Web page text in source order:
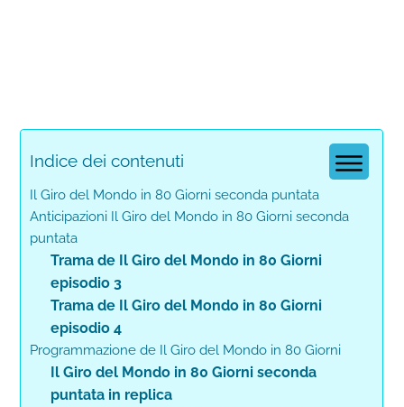
Indice dei contenuti
Il Giro del Mondo in 80 Giorni seconda puntata
Anticipazioni Il Giro del Mondo in 80 Giorni seconda
puntata
Trama de Il Giro del Mondo in 80 Giorni
episodio 3
Trama de Il Giro del Mondo in 80 Giorni
episodio 4
Programmazione de Il Giro del Mondo in 80 Giorni
Il Giro del Mondo in 80 Giorni seconda
puntata in replica